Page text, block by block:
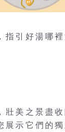
指引好湯哪
壯美之景盡
展示它們的